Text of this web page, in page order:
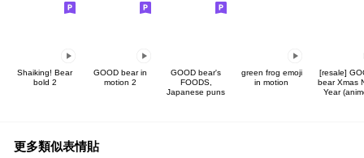
Shaiking! Bear
bold 2
GOOD bear in
motion 2
GOOD bear's
FOODS,
Japanese puns
green frog emoji
in motion
[resale]
bear Xmas
Year
更多類似表情貼